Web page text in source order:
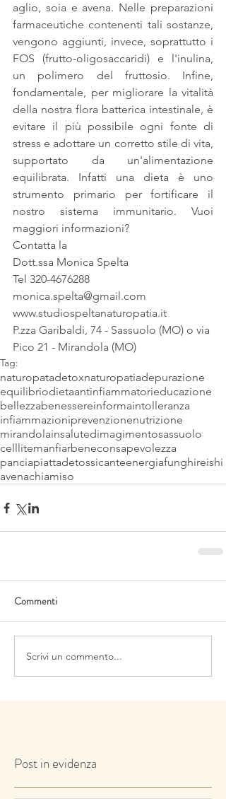
aglio, soia e avena. Nelle preparazioni
farmaceutiche contenenti tali sostanze,
vengono aggiunti, invece, soprattutto i
FOS (frutto-oligosaccaridi) e l'inulina,
un polimero del fruttosio. Infine,
fondamentale, per migliorare la vitalità
della nostra flora batterica intestinale, è
evitare il più possibile ogni fonte di
stress e adottare un corretto stile di vita,
supportato da un'alimentazione
equilibrata. Infatti una dieta è uno
strumento primario per fortificare il
nostro sistema immunitario. Vuoi
maggiori informazioni?
Contatta la
Dott.ssa Monica Spelta
Tel 320-4676288
monica.spelta@gmail.com
www.studiospeltanaturopatia.it
P.zza Garibaldi, 74 - Sassuolo (MO) o via
Pico 21 - Mirandola (MO)
Tag:
naturopatadetoxnaturopatiadepurazione
equilibriodietaantinfiammatorieducazione
bellezzabenessereinformaintolleranza
infiammazioniprevenzionenutrizione
mirandolainsalutedimagimentosassuolo
celllitemanfiarbeneconsapevolezza
panciapiattadetossicanteenergiafunghireishi
avenachiamiso
Commenti
Scrivi un commento...
Post in evidenza